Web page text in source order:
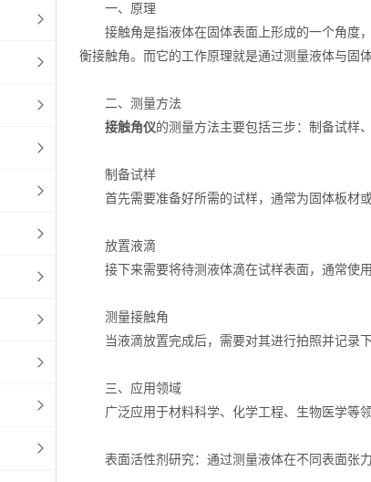
一、原理
接触角是指液体在固体表面上形成的一个角度，
衡接触角。而它的工作原理就是通过测量液体与固
二、测量方法
接触角仪的测量方法主要包括三步：制备试样
制备试样
首先需要准备好所需的试样，通常为固体板材或
放置液滴
接下来需要将待测液体滴在试样表面，通常使用
测量接触角
当液滴放置完成后，需要对其进行拍照并记录下
三、应用领域
广泛应用于材料科学、化学工程、生物医学等领
表面活性剂研究：通过测量液体在不同表面张力